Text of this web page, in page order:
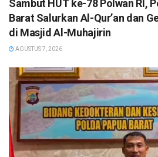
Sambut HUT ke-78 Polwan RI,
Barat Salurkan Al-Qur’an dan
di Masjid Al-Muhajirin
AGUSTUS 7, 2026